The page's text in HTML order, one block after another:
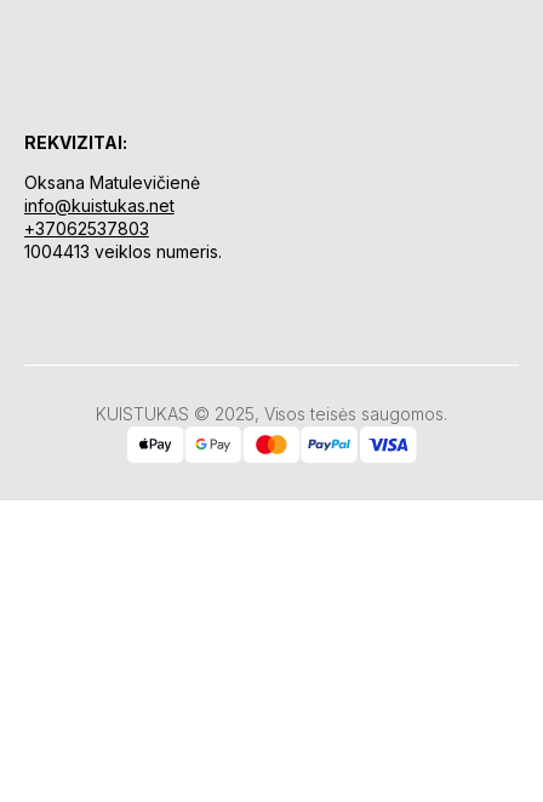
REKVIZITAI:
Oksana Matulevičienė
info@kuistukas.net
+37062537803
1004413 veiklos numeris.
KUISTUKAS © 2025, Visos teisės saugomos.